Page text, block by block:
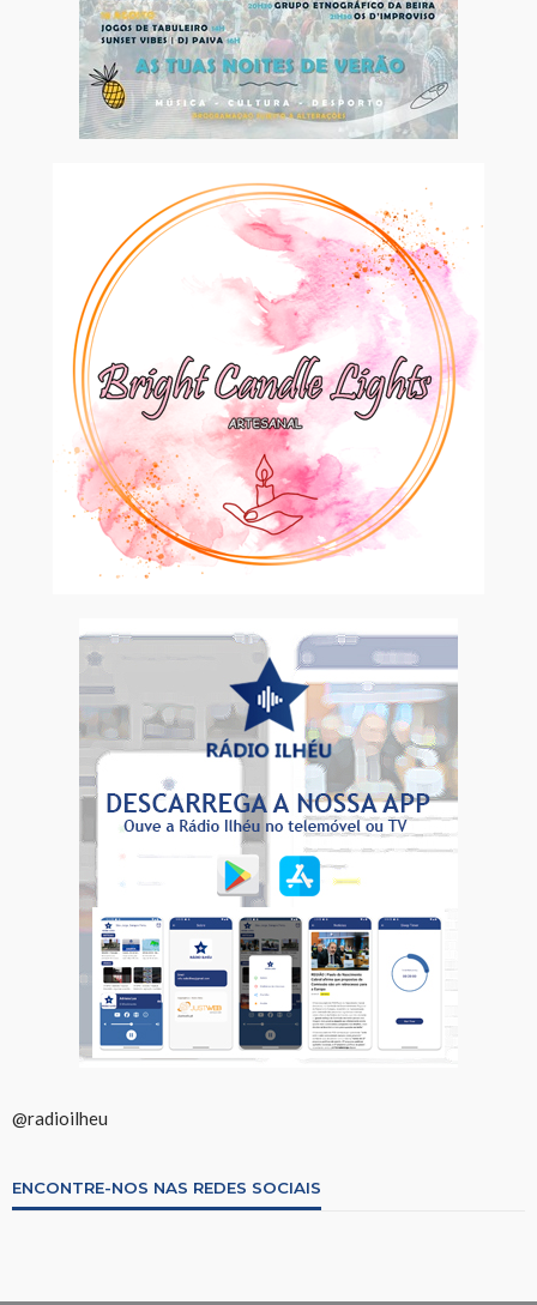
@radioilheu
ENCONTRE-NOS NAS REDES SOCIAIS